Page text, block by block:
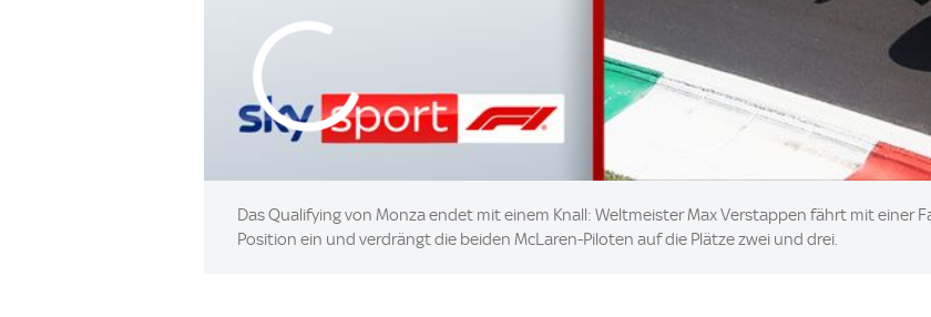
Das Qualifying von Monza endet mit einem Knall: Weltmeister Max Verstappen fährt mit einer
Position ein und verdrängt die beiden McLaren-Piloten auf die Plätze zwei und drei.